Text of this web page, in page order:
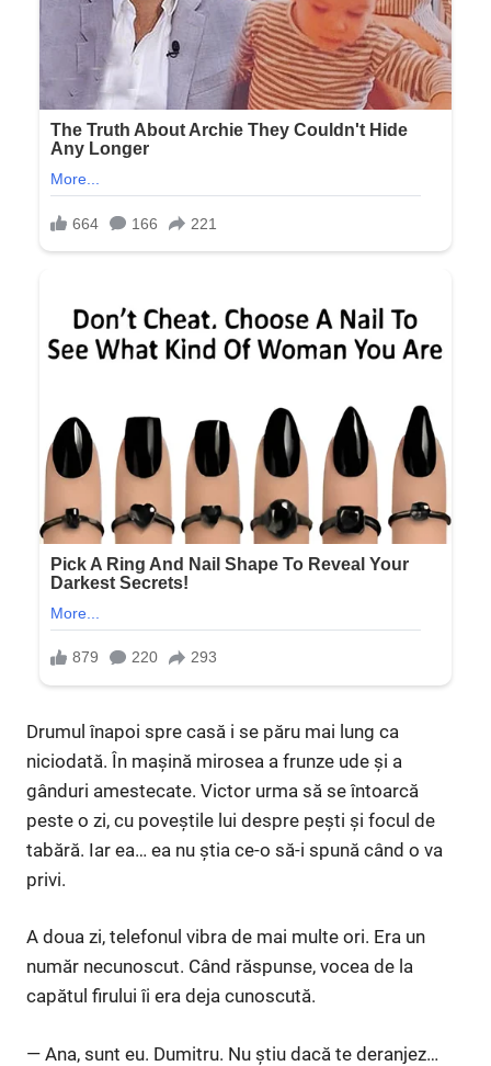
Drumul înapoi spre casă i se păru mai lung ca
niciodată. În mașină mirosea a frunze ude și a
gânduri amestecate. Victor urma să se întoarcă
peste o zi, cu poveștile lui despre pești și focul de
tabără. Iar ea… ea nu știa ce-o să-i spună când o va
privi.
A doua zi, telefonul vibra de mai multe ori. Era un
număr necunoscut. Când răspunse, vocea de la
capătul firului îi era deja cunoscută.
— Ana, sunt eu. Dumitru. Nu știu dacă te deranjez…